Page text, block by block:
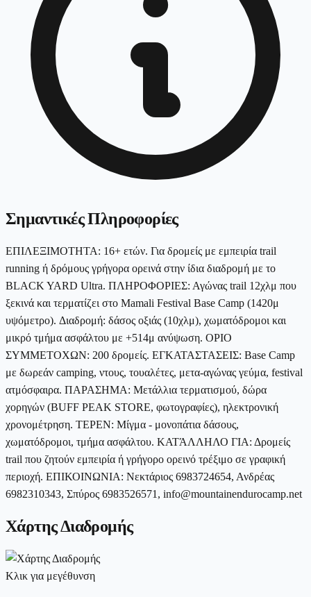
Σημαντικές Πληροφορίες
ΕΠΙΛΕΞΙΜΟΤΗΤΑ: 16+ ετών. Για δρομείς με εμπειρία trail
running ή δρόμους γρήγορα ορεινά στην ίδια διαδρομή με το
BLACK YARD Ultra. ΠΛΗΡΟΦΟΡΙΕΣ: Αγώνας trail 12χλμ που
ξεκινά και τερματίζει στο Mamali Festival Base Camp (1420μ
υψόμετρο). Διαδρομή: δάσος οξιάς (10χλμ), χωματόδρομοι και
μικρό τμήμα ασφάλτου με +514μ ανύψωση. ΟΡΙΟ
ΣΥΜΜΕΤΟΧΩΝ: 200 δρομείς. ΕΓΚΑΤΑΣΤΑΣΕΙΣ: Base Camp
με δωρεάν camping, ντους, τουαλέτες, μετα-αγώνας γεύμα, festival
ατμόσφαιρα. ΠΑΡΑΣΗΜΑ: Μετάλλια τερματισμού, δώρα
χορηγών (BUFF PEAK STORE, φωτογραφίες), ηλεκτρονική
χρονομέτρηση. ΤΕΡΕΝ: Μίγμα - μονοπάτια δάσους,
χωματόδρομοι, τμήμα ασφάλτου. ΚΑΤΆΛΛΗΛΟ ΓΙΑ: Δρομείς
trail που ζητούν εμπειρία ή γρήγορο ορεινό τρέξιμο σε γραφική
περιοχή. ΕΠΙΚΟΙΝΩΝΙΑ: Νεκτάριος 6983724654, Ανδρέας
6982310343, Σπύρος 6983526571, info@mountainendurocamp.net
Χάρτης Διαδρομής
Κλικ για μεγέθυνση